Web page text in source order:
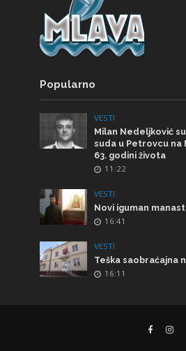
Popularno
VESTI
Milan Nedeljković
suda u Petrovcu na
63. godini života
11:22
VESTI
Novi iguman
16:41
VESTI
Teška saobraćajna
16:11